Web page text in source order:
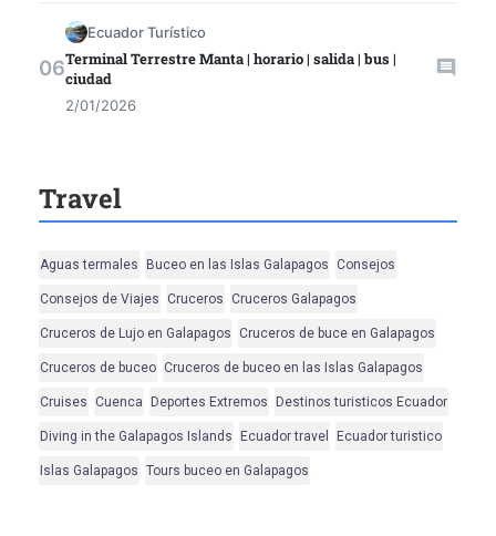
Ecuador Turístico
Terminal Terrestre Manta | horario | salida | bus |
ciudad
2/01/2026
Travel
Aguas termales Buceo en las Islas Galapagos Consejos
Consejos de Viajes Cruceros Cruceros Galapagos
Cruceros de Lujo en Galapagos Cruceros de buce en Galapagos
Cruceros de buceo Cruceros de buceo en las Islas Galapagos
Cruises Cuenca Deportes Extremos Destinos turisticos Ecuador
Diving in the Galapagos Islands Ecuador travel Ecuador turistico
Islas Galapagos Tours buceo en Galapagos